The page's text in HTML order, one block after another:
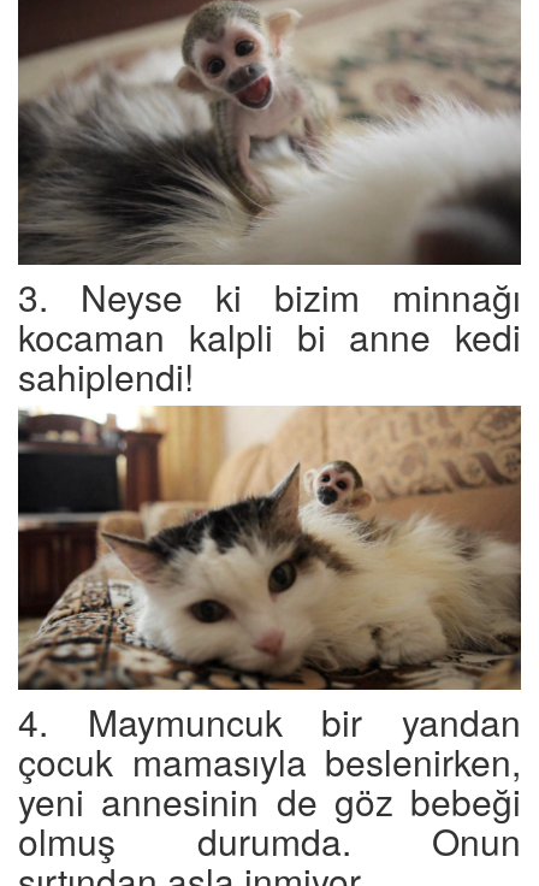
3. Neyse ki bizim minnağı
kocaman kalpli bi anne kedi
sahiplendi!
4. Maymuncuk bir yandan
çocuk mamasıyla beslenirken,
yeni annesinin de göz bebeği
olmuş durumda. Onun